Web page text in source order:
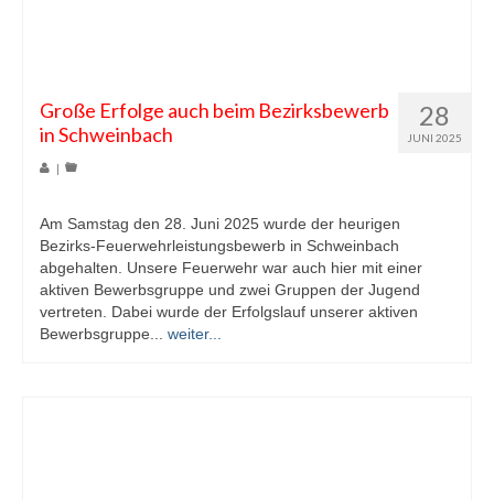
28
JUNI 2025
Große Erfolge auch beim Bezirksbewerb
in Schweinbach
|
Am Samstag den 28. Juni 2025 wurde der heurigen
Bezirks-Feuerwehrleistungsbewerb in Schweinbach
abgehalten. Unsere Feuerwehr war auch hier mit einer
aktiven Bewerbsgruppe und zwei Gruppen der Jugend
vertreten. Dabei wurde der Erfolgslauf unserer aktiven
Bewerbsgruppe... weiter...